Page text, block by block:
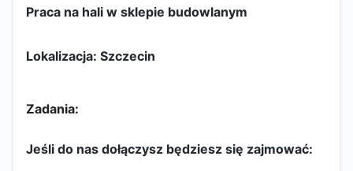
Praca na hali w sklepie budowlanym
Lokalizacja: Szczecin
Zadania:
Jeśli do nas dołączysz będziesz się zajmować: